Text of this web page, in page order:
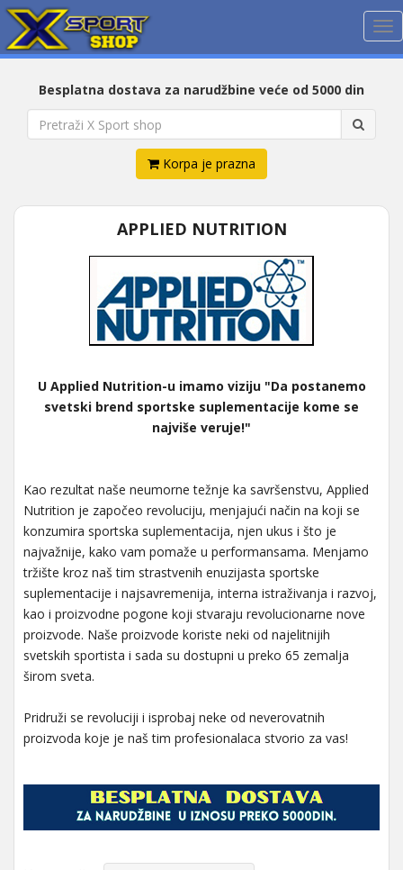
Besplatna dostava za narudžbine veće od 5000 din
Korpa je prazna
APPLIED NUTRITION
U Applied Nutrition-u imamo viziju "Da postanemo
svetski brend sportske suplementacije kome se
najviše veruje!"
Kao rezultat naše neumorne težnje ka savršenstvu, Applied
Nutrition je započeo revoluciju, menjajući način na koji se
konzumira sportska suplementacija, njen ukus i što je
najvažnije, kako vam pomaže u performansama. Menjamo
tržište kroz naš tim strastvenih enuzijasta sportske
suplementacije i najsavremenija, interna istraživanja i razvoj,
kao i proizvodne pogone koji stvaraju revolucionarne nove
proizvode. Naše proizvode koriste neki od najelitnijih
svetskih sportista i sada su dostupni u preko 65 zemalja
širom sveta.
Pridruži se revoluciji i isprobaj neke od neverovatnih
proizvoda koje je naš tim profesionalaca stvorio za vas!